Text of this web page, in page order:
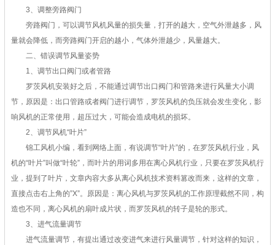
3、调整旁路阀门
旁路阀门，可以调节风机风量的损失量，打开的越大，空气外泄越多，风
量就会降低，而旁路阀门开启的越小，气体外泄越少，风量越大。
二、错误调节风量姿势
1、调节出口阀门或者管路
罗茨风机安装好之后，不能通过调节出口阀门和管路来进行风量大小调
节，原因是：出口管路或者阀门进行调节，罗茨风机的负压就会发生变化，影
响风机的正常使用，超压过大，可能会造成电机的损坏。
2、调节风机“叶片”
锦工风机小编，看到网络上面，有说调节“叶片”的，在罗茨风机行业，风
机的“叶片”叫做“叶轮”，而叶片的用词多用在离心风机行业，只要在罗茨风机行
业，提到了叶片，文章内容大多从离心风机技术资料篡改而来，这样的文章，
直接点击右上角的”X”。原因是：离心风机与罗茨风机的工作原理截然不同，构
造也不同，离心风机的扇叶成片状，而罗茨风机的转子是轮的形式。
3、进气流量调节
进气流量调节，有提出通过改变进气来进行风量调节，针对这样的知识，